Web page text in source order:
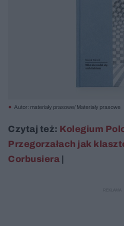
Autor: materiały prasowe/ Materiały prasowe
Czytaj też: Kolegium
Przegorzałach jak
Corbusiera |